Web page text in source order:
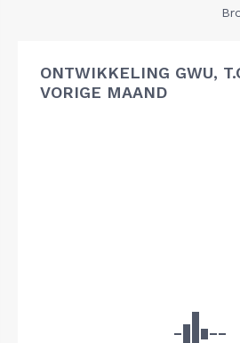
ONTWIKKELING GWU,
VORIGE MAAND